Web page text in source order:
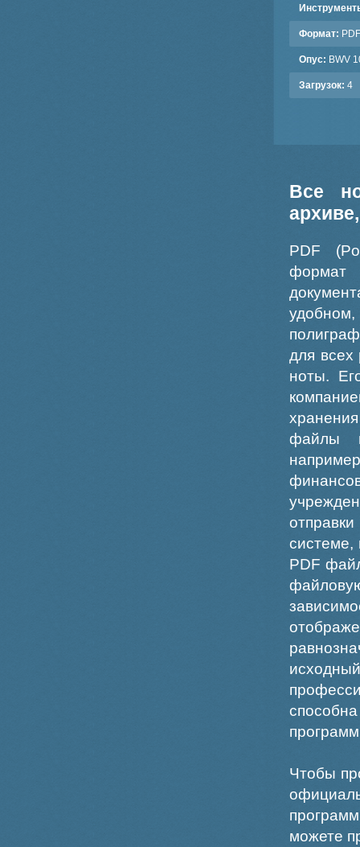
Формат: PDF
Опус: BWV
Загрузок: 4
Все
PDF
формат
для всех
ноты.
файлы
системе,
PDF
Чтобы
можете